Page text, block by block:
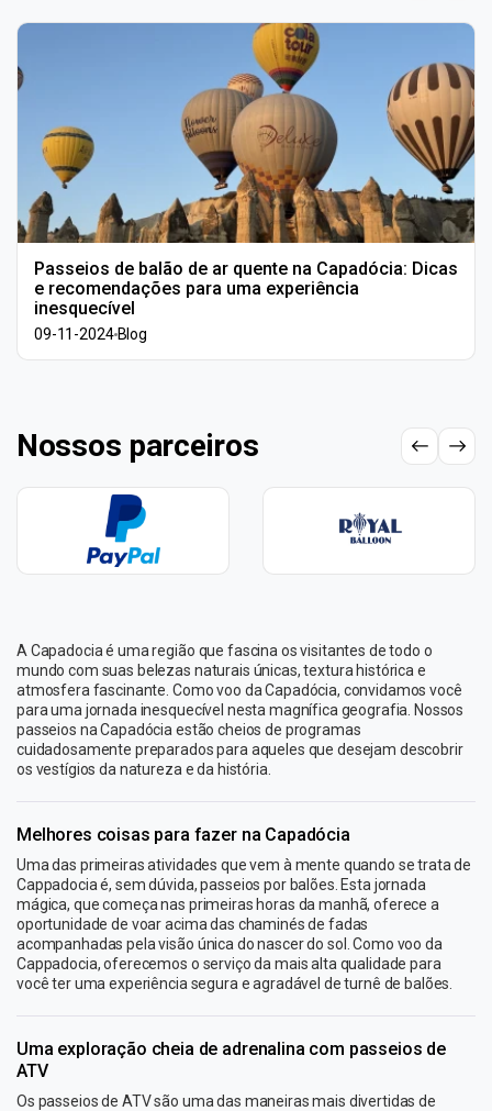
Passeios de balão de ar quente na Capadócia: Dicas
e recomendações para uma experiência
inesquecível
09-11-2024Blog
Nossos parceiros
A Capadocia é uma região que fascina os visitantes de todo o
mundo com suas belezas naturais únicas, textura histórica e
atmosfera fascinante. Como voo da Capadócia, convidamos você
para uma jornada inesquecível nesta magnífica geografia. Nossos
passeios na Capadócia estão cheios de programas
cuidadosamente preparados para aqueles que desejam descobrir
os vestígios da natureza e da história.
Melhores coisas para fazer na Capadócia
Uma das primeiras atividades que vem à mente quando se trata de
Cappadocia é, sem dúvida, passeios por balões. Esta jornada
mágica, que começa nas primeiras horas da manhã, oferece a
oportunidade de voar acima das chaminés de fadas
acompanhadas pela visão única do nascer do sol. Como voo da
Cappadocia, oferecemos o serviço da mais alta qualidade para
você ter uma experiência segura e agradável de turnê de balões.
Uma exploração cheia de adrenalina com passeios de
ATV
Os passeios de ATV são uma das maneiras mais divertidas de